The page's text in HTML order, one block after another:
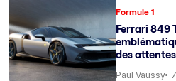
Formule 1
Ferrari 849
des attentes
Paul Vaussy